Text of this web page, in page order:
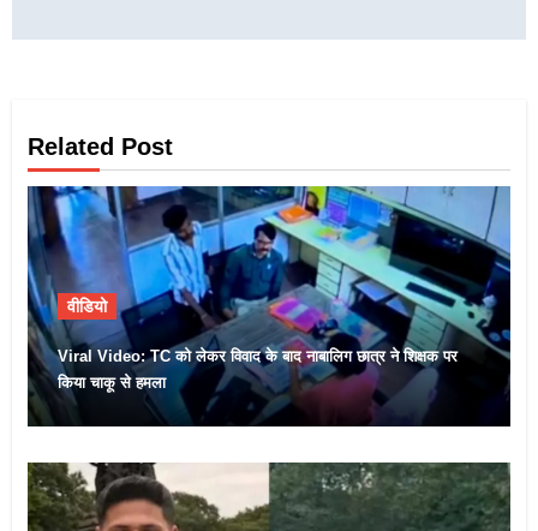
Related Post
वीडियो
Viral Video: TC को लेकर विवाद के बाद नाबालिग छात्र ने शिक्षक पर
किया चाकू से हमला